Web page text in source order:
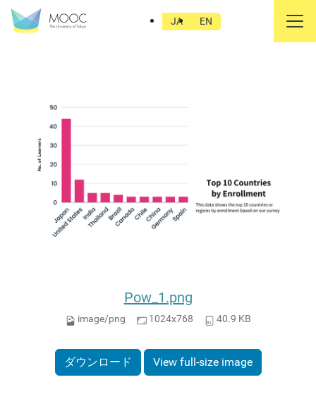
JA EN
Pow_1.png
Pow_1.png
image/png 1024x768 40.9 KB
ダウンロード View full-size image